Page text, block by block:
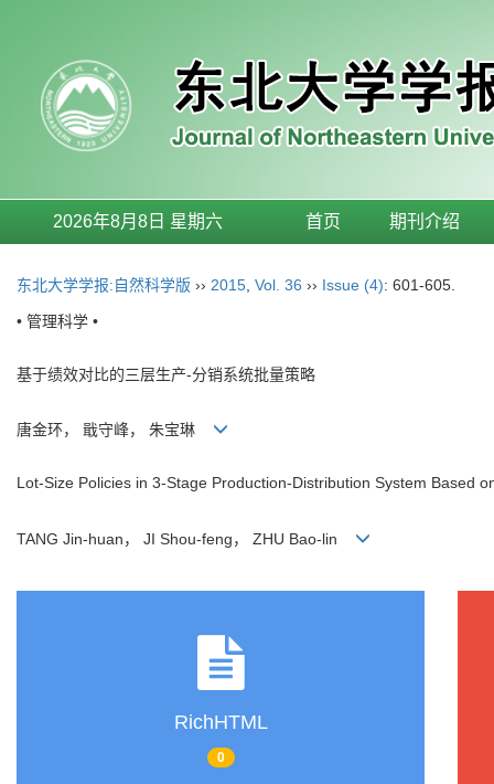
2026年8月8日 星期六 首页 期刊介绍
东北大学学报:自然科学版 ›› 2015 Vol. 36 ›› Issue (4): 601-605.
• 管理科学 •
基于绩效对比的三层生产-分销系统批量策略
唐金环， 戢守峰， 朱宝琳
Lot-Size Policies in 3-Stage Production-Distribution System Based
TANG Jin-huan， JI Shou-feng， ZHU Bao-lin
RichHTML
0